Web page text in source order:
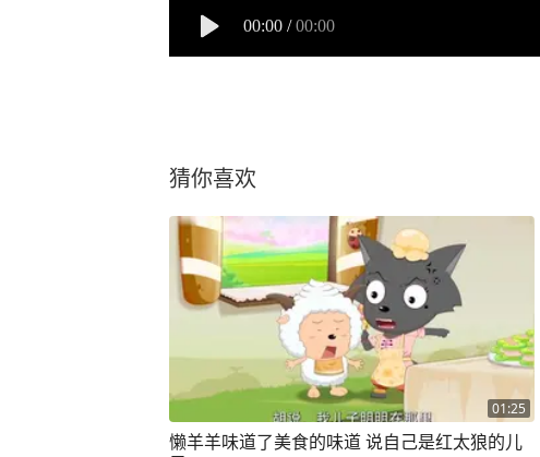
00:00 / 00:00
猜你喜欢
01:25
懒羊羊味道了美食的味道 说自己是红太狼的儿